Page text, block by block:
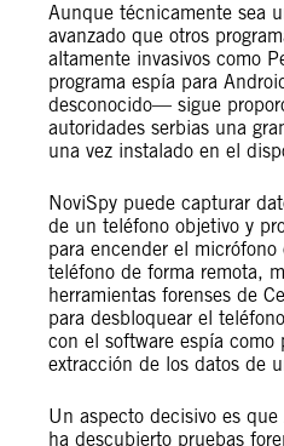
Aunque técnicamente sea
avanzado que otros
altamente invasivos como
programa espía para
desconocido— sigue
autoridades serbias una
una vez instalado en el
NoviSpy puede capturar
de un teléfono objetivo y
para encender el
teléfono de forma remota,
herramientas forenses de
para desbloquear el
con el software espía como
extracción de los datos de
Un aspecto decisivo es
ha descubierto pruebas